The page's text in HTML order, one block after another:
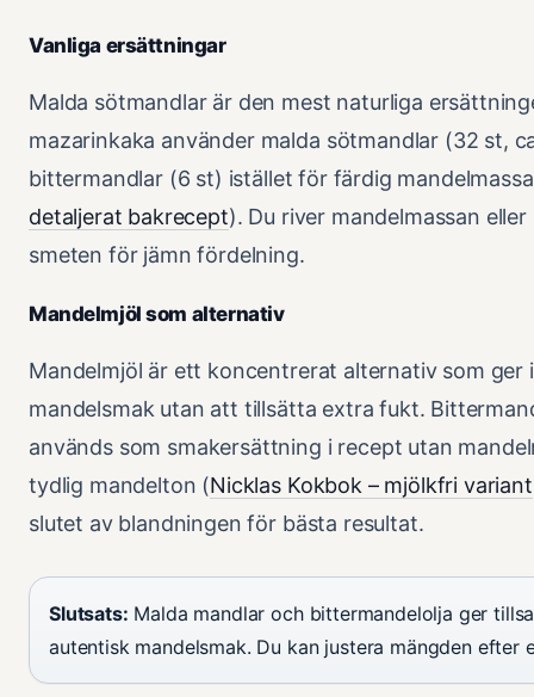
Vanliga ersättningar
Malda sötmandlar är den mest naturliga
mazarinkaka använder malda sötmandlar (32 st,
bittermandlar (6 st) istället för färdig
detaljerat bakrecept). Du river mandelmassan
smeten för jämn fördelning.
Mandelmjöl som alternativ
Mandelmjöl är ett koncentrerat alternativ som ger
mandelsmak utan att tillsätta extra fukt.
används som smakersättning i recept utan
tydlig mandelton (Nicklas Kokbok – mjölkfri variant
slutet av blandningen för bästa resultat.
Slutsats: Malda mandlar och bittermandelolja ger
autentisk mandelsmak. Du kan justera mängden efter